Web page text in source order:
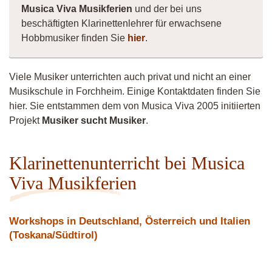
Musica Viva Musikferien und der bei uns
beschäftigten Klarinettenlehrer für erwachsene
Hobbmusiker finden Sie hier.
Viele Musiker unterrichten auch privat und nicht an einer
Musikschule in Forchheim. Einige Kontaktdaten finden Sie
hier. Sie entstammen dem von Musica Viva 2005 initiierten
Projekt Musiker sucht Musiker.
Klarinettenunterricht bei Musica
Viva Musikferien
Workshops in Deutschland, Österreich und Italien
(Toskana/Südtirol)